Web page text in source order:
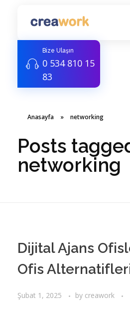
Creawork Antalya Coworking - Hazır ofis, Sanal Ofis
Bize Ulaşın
0 534 810 15
83
Anasayfa » networking
Posts
networking
Dijital Ajans
Ofis
Şubat 1, 2025 by creawork